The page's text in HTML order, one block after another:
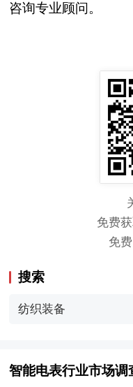
咨询专业顾问。
免费
免
搜索
纺织装备
智能电表行业市场调